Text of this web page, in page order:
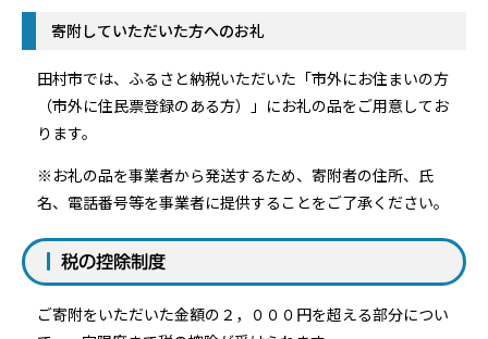
寄附していただいた方へのお礼
田村市では、ふるさと納税いただいた「市外にお住まいの方
（市外に住民票登録のある方）」にお礼の品をご用意してお
ります。
※お礼の品を事業者から発送するため、寄附者の住所、氏
名、電話番号等を事業者に提供することをご了承ください。
税の控除制度
ご寄附をいただいた金額の２，０００円を超える部分につい